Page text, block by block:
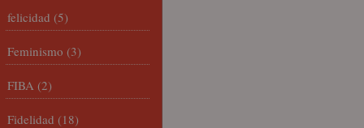
felicidad (5)
Feminismo (3)
FIBA (2)
Fidelidad (18)